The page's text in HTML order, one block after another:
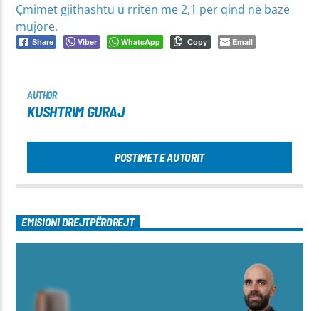
Çmimet gjithashtu u rritën me 2,1 për qind në bazë
mujore.
Share Viber WhatsApp Copy Email
AUTHOR
KUSHTRIM GURAJ
POSTIMET E AUTORIT
EMISIONI DREJTPËRDREJT